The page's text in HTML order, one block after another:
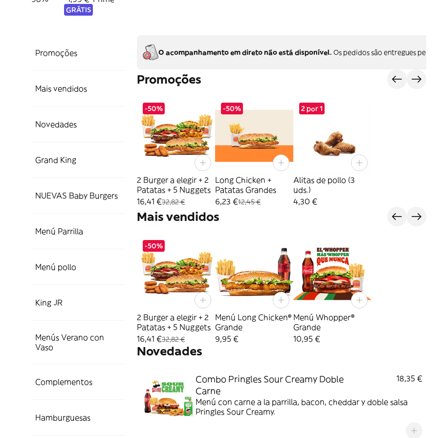
GRÁTIS
Promoções
Mais vendidos
Novedades
Grand King
NUEVAS Baby Burgers
Menú Parrilla
Menú pollo
King JR
Menús Verano con
Vaso
Complementos
Hamburguesas
O acompanhamento em direto não está disponível. Os pedidos são entregues pelo
Promoções
-50%
2 Burger a elegir + 2
Patatas + 5 Nuggets
16,41 €32,82 €
-50%
Long Chicken +
Patatas Grandes
6,23 €12,45 €
2 por 1
Alitas de pollo (3
uds.)
4,30 €
Mais vendidos
-50%
2 Burger a elegir + 2
Patatas + 5 Nuggets
16,41 €32,82 €
Menú Long Chicken®
Grande
9,95 €
Menú Whopper®
Grande
10,95 €
Novedades
Combo Pringles Sour Creamy Doble
Carne
18,35 €
Menú con carne a la parrilla, bacon, cheddar y doble salsa
Pringles Sour Creamy.